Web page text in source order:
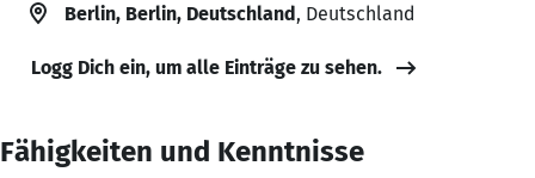
Berlin, Berlin, Deutschland, Deutschland
Logg Dich ein, um alle Einträge zu sehen.
Fähigkeiten und Kenntnisse